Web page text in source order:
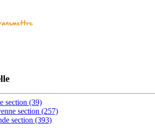
section (39)
section (257)
section (393)